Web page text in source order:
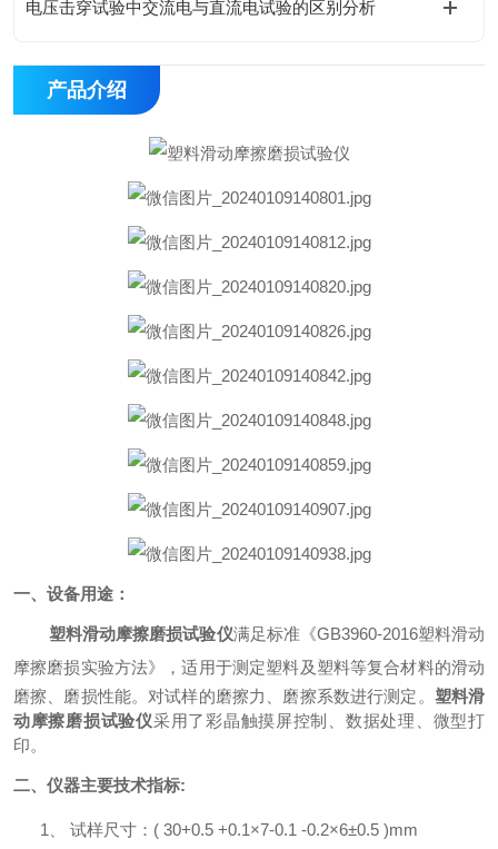
电压击穿试验中交流电与直流电试验的区别分析
产品介绍
一、设备用途：
塑料滑动摩擦磨损试验仪满足标准《GB3960-2016塑料滑动
摩擦磨损实验方法》，适用于测定塑料及塑料等复合材料的滑动
磨擦、磨损性能。对试样的磨擦力、磨擦系数进行测定。 塑料滑
动摩擦磨损试验仪采用了彩晶触摸屏控制、数据处理、微型打
印。
二、仪器主要技术指标:
1、 试样尺寸： ( 30+0.5 +0.1×7-0.1 -0.2×6±0.5 )mm